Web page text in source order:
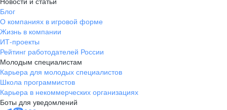
Блог
О компаниях в игровой форме
Жизнь в компании
ИТ-проекты
Рейтинг работодателей России
Молодым специалистам
Карьера для молодых специалистов
Школа программистов
Карьера в некоммерческих организациях
Боты для уведомлений